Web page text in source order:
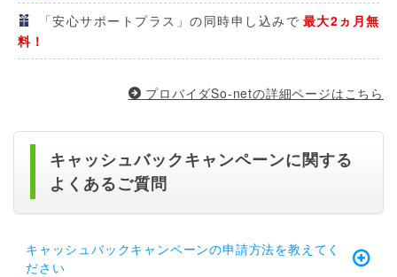
「安心サポートプラス」の同時申し込みで 最大2ヵ月無
料！
プロバイダSo-netの詳細ページはこちら
キャッシュバックキャンペーンに関する
よくあるご質問
キャッシュバックキャンペーンの申請方法を教えてく
ださい